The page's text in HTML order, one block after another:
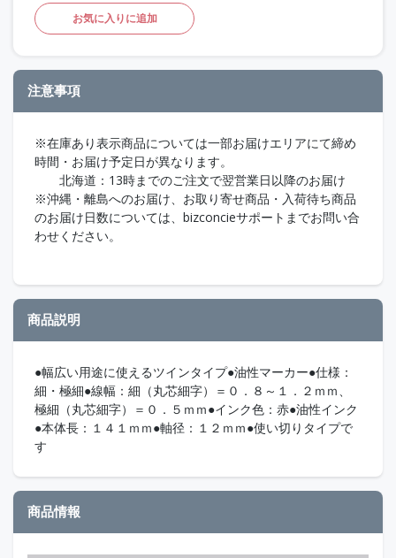
お気に入りに追加
注意事項
※在庫あり表示商品については一部お届けエリアにて締め
時間・お届け予定日が異なります。
北海道：13時までのご注文で翌営業日以降のお届け
※沖縄・離島へのお届け、お取り寄せ商品・入荷待ち商品
のお届け日数については、bizconcieサポートまでお問い合
わせください。
商品説明
●幅広い用途に使えるツインタイプ●油性マーカー●仕様：
細・極細●線幅：細（丸芯細字）＝０．８～１．２ｍｍ、
極細（丸芯細字）＝０．５ｍｍ●インク色：赤●油性インク
●本体長：１４１ｍｍ●軸径：１２ｍｍ●使い切りタイプで
す
商品情報